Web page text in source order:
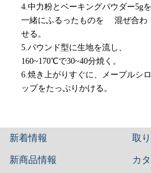
4.中力粉とベーキングパウダー5gを
一緒にふるったものを 混ぜ合わ
せる。
5.パウンド型に生地を流し、
160~170℃で30~40分焼く。
6.焼き上がりすぐに、メープルシロ
ップをたっぷりかける。
新着情報
新商品情報
取
カ